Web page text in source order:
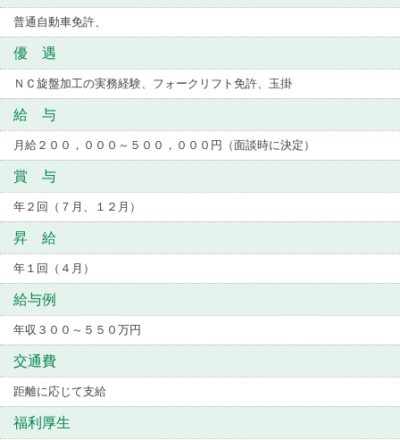
普通自動車免許、
優 遇
ＮＣ旋盤加工の実務経験、フォークリフト免許、玉掛
給 与
月給２００，０００～５００，０００円（面談時に決定）
賞 与
年２回（７月、１２月）
昇 給
年１回（４月）
給与例
年収３００～５５０万円
交通費
距離に応じて支給
福利厚生